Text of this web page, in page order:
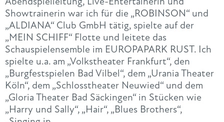
Showtrainerin war ich für die „ROBINSON“ und
„ALDIANA“ Club GmbH tätig, spielte auf der
„MEIN SCHIFF“ Flotte und leitete das
Schauspielensemble im EUROPAPARK RUST. Ich
spielte u.a. am „Volkstheater Frankfurt“, den
„Burgfestspielen Bad Vilbel“, dem „Urania Theater
Köln“, dem „Schlosstheater Neuwied“ und dem
„Gloria Theater Bad Säckingen“ in Stücken wie
„Harry und Sally“, „Hair“, „Blues Brothers“,